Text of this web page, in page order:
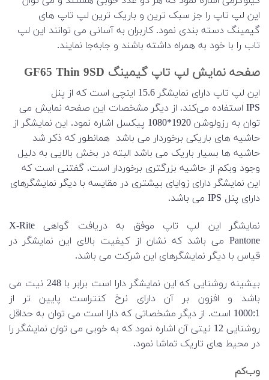
این لپ تاپ را جز سبک ترین و باریک ترین لپ تاپ های
گیمینگ دسته بندی نمود. کاربران به آسانی می توانند این لپ
تاب را با خود به همراه داشته باشند و جابه‌جا نمایند.
صفحه نمایش لپ تاپ گیمینگ GF65 Thin 9SD
این لپ تاپ دارای نمایشگر 15.6 اینچی است که از پنل
IPS استفاده می‌کند. از دیگر مشخصات این صفحه نمایش می
توان به رزولوشن 1920*1080 پیکسل اشاره نمود. این نمایشگر از
حاشیه های باریکی برخوردار می باشد همانطور که ذکر شد
حاشیه ها بسیار باریک می باشد البته در بخش بالایی به دلیل
وجود وبکم از حاشیه بزرگتری برخوردار است. گفتنی است که
این نمایشگر دارای زوایای بیشتری در مقایسه با دیگر نمایشگرهای
دارای پنل IPS می باشد.
نمایشگر این لپ تاپ موفق به دریافت گواهی X-Rite
Pantone می باشد که نشان از کیفیت بالای این نمایشگر در
قیاس با دیگر نمایشگرهای این شرکت می باشد.
بیشینه روشنایی که این نمایشگر دارا است برابر با248 نیت می
باشد و افزون بر آن دارای نرخ کنتراست پایین تر از
1000:1 است. از دیگر مشخصاتی که دارا است می توان به حداقل
روشنایی 12 نیتی آن اشاره نمود که به خوبی می توان نمایشگر را
در محیط های تاریک تماشا نمود.
وب‌کم